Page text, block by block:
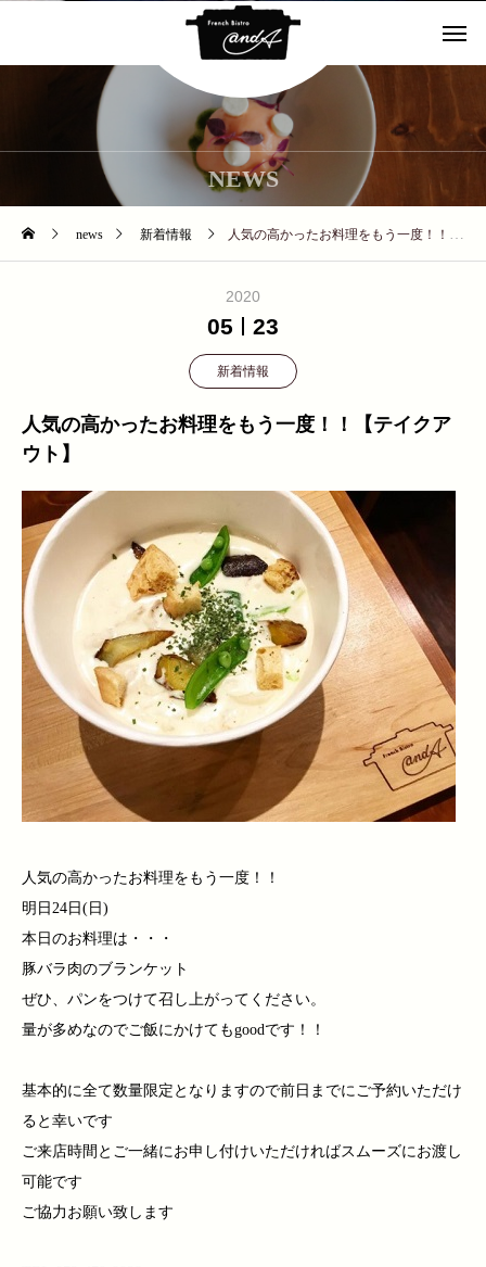
NEWS
news 新着情報 人気の高かったお料理をもう一度！！【テイクアウト】
2020
05 23
新着情報
人気の高かったお料理をもう一度！！【テイクア
ウト】
人気の高かったお料理をもう一度！！
明日24日(日)
本日のお料理は・・・
豚バラ肉のブランケット
ぜひ、パンをつけて召し上がってください。
量が多めなのでご飯にかけてもgoodです︎！！
基本的に全て数量限定となりますので前日までにご予約いただけ
ると幸いです
ご来店時間とご一緒にお申し付けいただければスムーズにお渡し
可能です
ご協力お願い致します